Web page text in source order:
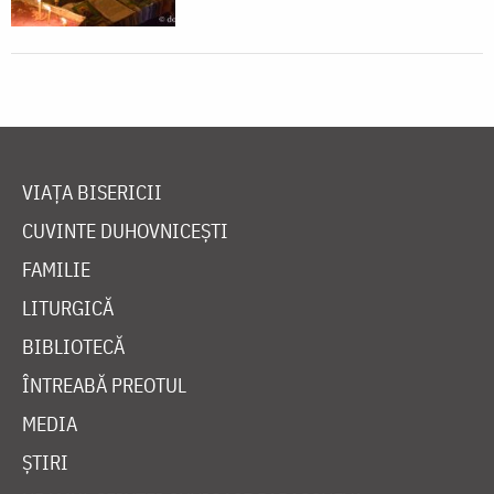
VIAȚA BISERICII
CUVINTE DUHOVNICEȘTI
FAMILIE
LITURGICĂ
BIBLIOTECĂ
ÎNTREABĂ PREOTUL
MEDIA
ȘTIRI